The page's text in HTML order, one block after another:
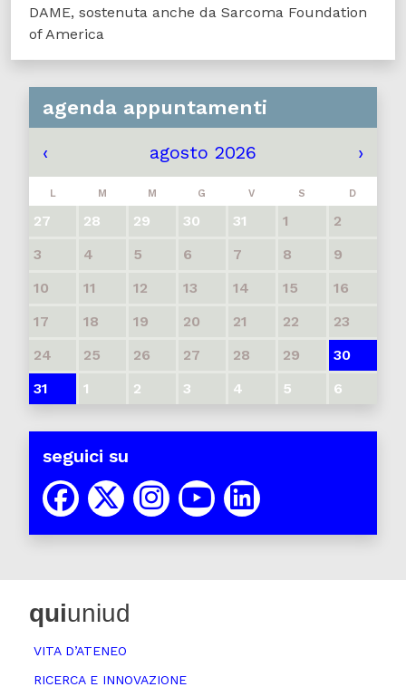
DAME, sostenuta anche da Sarcoma Foundation
of America
agenda appuntamenti
‹ agosto 2026 ›
L M M G V S D
27 28 29 30 31 1
2
3
4 5 6 7 8
9
10
11 12 13 14 15
16
17
18 19 20 21 22
23
24
25 26 27 28 29
30
31
1 2 3 4 5 6
seguici su
quiuniud
VITA D’ATENEO
RICERCA E INNOVAZIONE